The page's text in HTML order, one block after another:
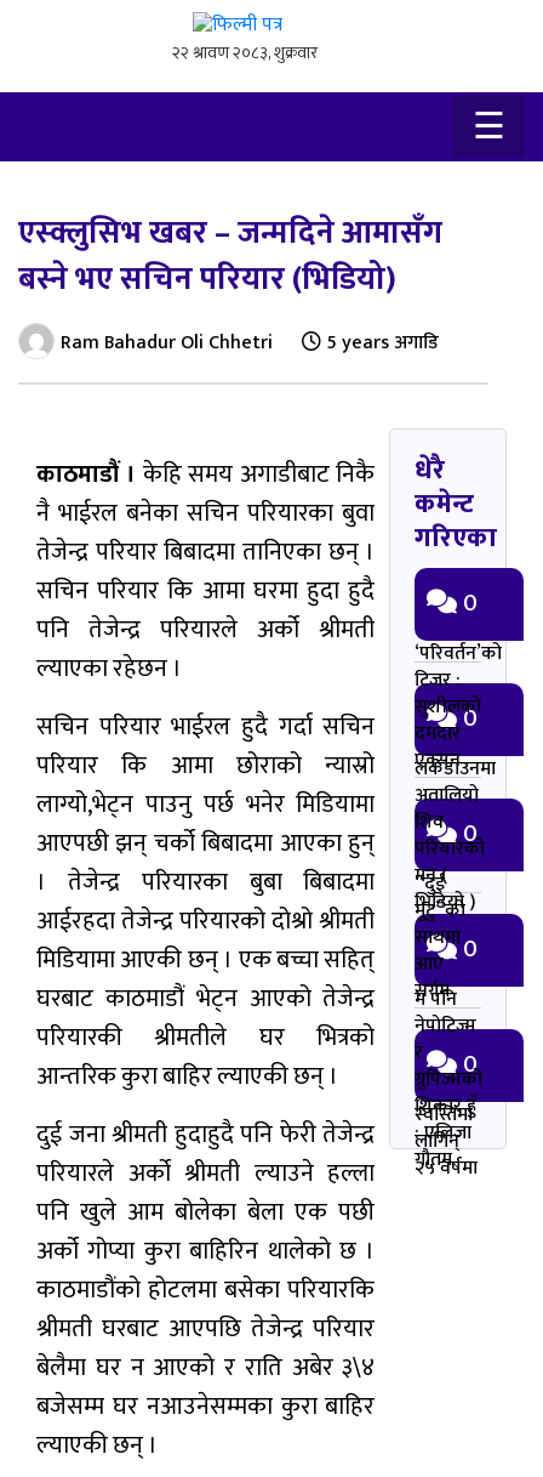
☰
एस्क्लुसिभ खबर – जन्मदिने आमासँग
बस्ने भए सचिन परियार (भिडियो)
Ram Bahadur Oli Chhetri 5 years अगाडि
काठमाडौं । केहि समय अगाडीबाट निकै
नै भाईरल बनेका सचिन परियारका बुवा
तेजेन्द्र परियार बिबादमा तानिएका छन् ।
सचिन परियार कि आमा घरमा हुदा हुदै
पनि तेजेन्द्र परियारले अर्को श्रीमती
ल्याएका रहेछन ।
सचिन परियार भाईरल हुदै गर्दा सचिन
परियार कि आमा छोराको न्यास्रो
लाग्यो,भेट्न पाउनु पर्छ भनेर मिडियामा
आएपछी झन् चर्को बिबादमा आएका हुन्
। तेजेन्द्र परियारका बुबा बिबादमा
आईरहदा तेजेन्द्र परियारको दोश्रो श्रीमती
मिडियामा आएकी छन् । एक बच्चा सहित्
घरबाट काठमाडौं भेट्न आएको तेजेन्द्र
परियारकी श्रीमतीले घर भित्रको
आन्तरिक कुरा बाहिर ल्याएकी छन् ।
दुई जना श्रीमती हुदाहुदै पनि फेरी तेजेन्द्र
परियारले अर्को श्रीमती ल्याउने हल्ला
पनि खुले आम बोलेका बेला एक पछी
अर्को गोप्या कुरा बाहिरिन थालेको छ ।
काठमाडौंको होटलमा बसेका परियारकि
श्रीमती घरबाट आएपछि तेजेन्द्र परियार
बेलैमा घर न आएको र राति अबेर ३\४
बजेसम्म घर नआउनेसम्मका कुरा बाहिर
ल्याएकी छन् ।
धेरै
कमेन्ट
गरिएका
0
‘परिवर्तन’को
टिजर :
सुशीलको
दमदार
एक्सन
0
लकडाउनमा
अतालियो
शिव
परियारको
मन (
भिडियो )
0
“दुई
मुटु”को
साथमा
आए
सर्गम
0
म पनि
नेपोटिज्म
र
ग्रुपिज्मको
शिकार हुँ
: एलिजा
गौतम
0
स्वस्तिमा
लागिन्
२५ वर्षमा